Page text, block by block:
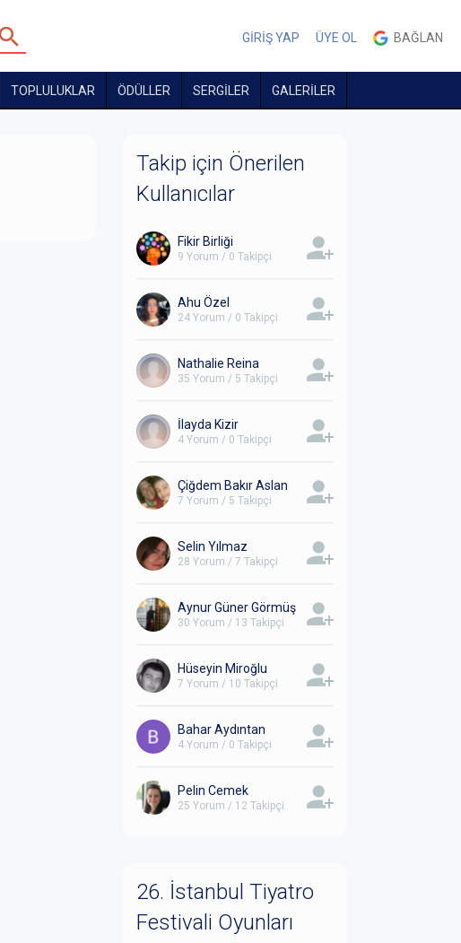
GİRİŞ YAP ÜYE OL BAĞLAN
TOPLULUKLAR ÖDÜLLER SERGİLER GALERİLER
Takip için Önerilen
Kullanıcılar
Fikir Birliği
9 Yorum / 0 Takipçi
Ahu Özel
24 Yorum / 0 Takipçi
Nathalie Reina
35 Yorum / 5 Takipçi
İlayda Kizir
4 Yorum / 0 Takipçi
Çiğdem Bakır Aslan
7 Yorum / 5 Takipçi
Selin Yılmaz
28 Yorum / 7 Takipçi
Aynur Güner Görmüş
30 Yorum / 13 Takipçi
Hüseyin Miroğlu
7 Yorum / 10 Takipçi
Bahar Aydıntan
4 Yorum / 0 Takipçi
Pelin Cemek
25 Yorum / 12 Takipçi
26. İstanbul Tiyatro
Festivali Oyunları